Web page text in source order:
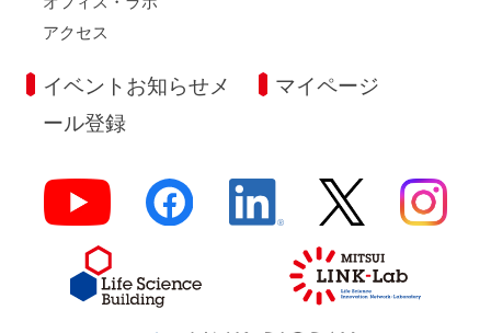
アクセス
イベントお知らせメ
ール登録
マイページ